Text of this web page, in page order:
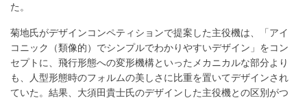
た。
菊地氏がデザインコンペティションで提案した主役機は、「アイ
コニック（類像的）でシンプルでわかりやすいデザイン」をコン
セプトに、飛行形態への変形機構といったメカニカルな部分より
も、人型形態時のフォルムの美しさに比重を置いてデザインされ
ていた。結果、大須田貴士氏のデザインした主役機との区別がつ